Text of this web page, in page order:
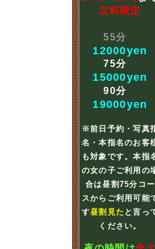
立町限定
55分
12000yen
75分
15000yen
90分
19000yen
※前日予約・写真
名・本指名のお客
も対象です。本指
の女の子ご利用の
合は昼割75分コー
スからご利用可能
す昼割見た と言っ
ください。